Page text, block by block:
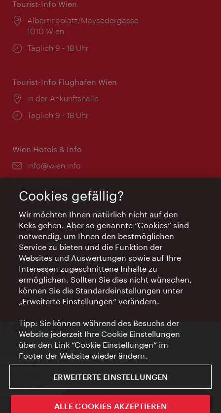
ivie - Die offizielle City Guide App
Tourist-Info Wien
Ort:
Albertinaplatz/Maysedergasse
1010 Wien
Öffnungszeiten:
Täglich 9 - 18 Uhr
Tourist-Info Flughafen Wien
Ort:
in der Ankunftshalle
Öffnungszeiten:
Täglich 9 - 18 Uhr
Wien Hotels & Info
Email:
info@wien.info
Öffnungszeiten:
Montag - Freitag 9 – 17 Uhr
Feiertags geschlossen
AI Concierge Wien
Ort:
concierge.wien.info
Öffnungszeiten:
Informationen rund um die Uhr
Kontakt
Impressum
Datenschutz
Nutzungsbedingungen
Presse-Kontakt
Cookie Einstellungen
Cookies gefällig?
Wir möchten Ihnen natürlich nicht auf den
Keks gehen. Aber so genannte “Cookies” sind
notwendig, um Ihnen den bestmöglichen
Service zu bieten und die Funktion der
Websites und Auswertungen sowie auf Ihre
Interessen zugeschnittene Inhalte zu
ermöglichen. Sollten Sie dies nicht wünschen,
können Sie die Standardeinstellungen unter
„Erweiterte Einstellungen“ verändern.
Tipp: Sie können während des Besuchs der
Website jederzeit Ihre Cookie Einstellungen
über den Link “Cookie Einstellungen” im
Footer der Website wieder ändern.
ERWEITERTE EINSTELLUNGEN
ALLE COOKIES AKZEPTIEREN